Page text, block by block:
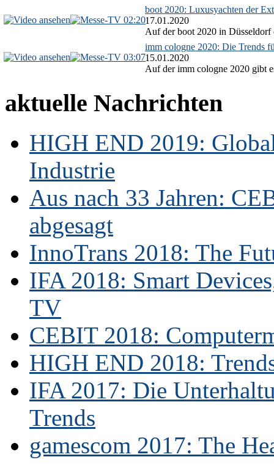
02:20
boot 2020: Luxusyachten der
17.01.2020
Auf der boot 2020 in Düsseldorf
03:07
imm cologne 2020: Die Trends
15.01.2020
Auf der imm cologne 2020 gibt
aktuelle Nachrichten
HIGH END 2019:
Industrie
Aus nach 33 Jahren:
abgesagt
InnoTrans 2018: The
IFA 2018: Smart
TV
CEBIT 2018:
HIGH END 2018:
IFA 2017: Die
Trends
gamescom 2017: The